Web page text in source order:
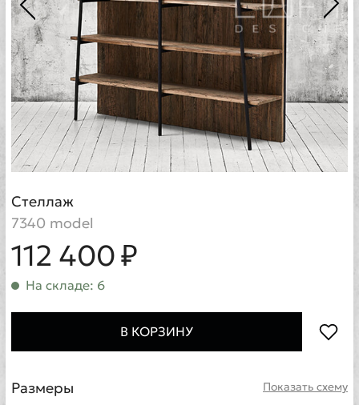
Стеллаж
7340 model
112 400 ₽
На складе: 6
В КОРЗИНУ
Показать схему
Размеры